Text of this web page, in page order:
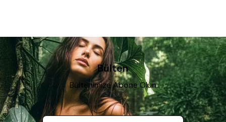
Bülten
Bültenimize Abone Olun